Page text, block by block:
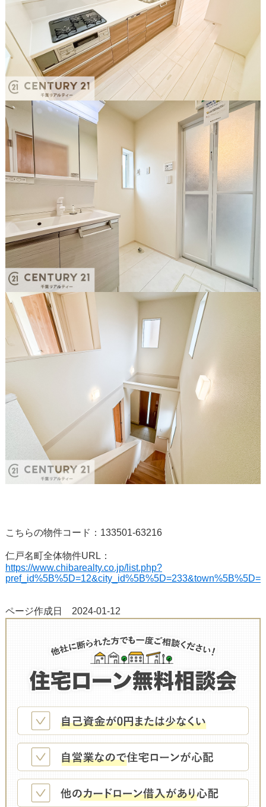
こちらの物件コード：133501-63216
仁戸名町全体物件URL：
https://www.chibarealty.co.jp/list.php?
ページ作成日 2024-01-12